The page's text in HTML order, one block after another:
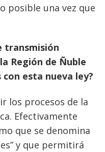
posible una vez que
transmisión
Región de Ñuble
esta nueva ley?
los procesos de la
Efectivamente
que se denomina
y que permitirá